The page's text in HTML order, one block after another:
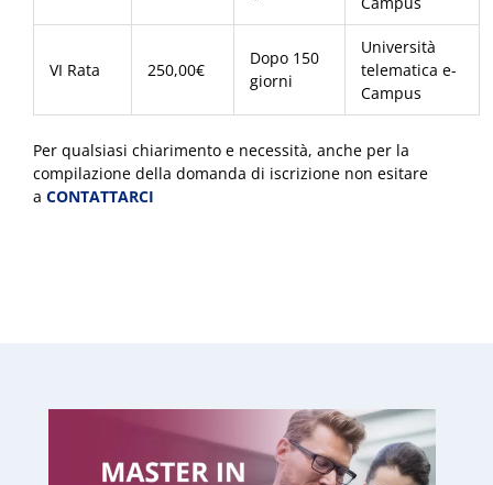
VI Rata 250,00€
Dopo 150
giorni
Università
telematica e-
Campus
Per qualsiasi chiarimento e necessità, anche per la
compilazione della domanda di iscrizione non esitare
a CONTATTARCI